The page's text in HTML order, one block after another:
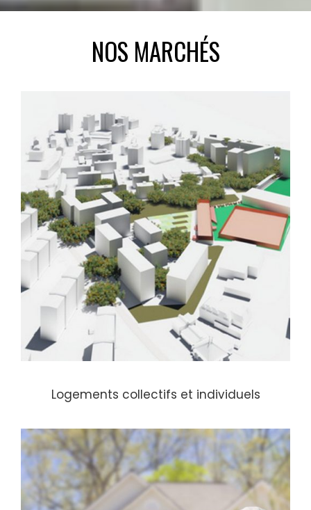
NOS MARCHÉS
Logements collectifs et individuels